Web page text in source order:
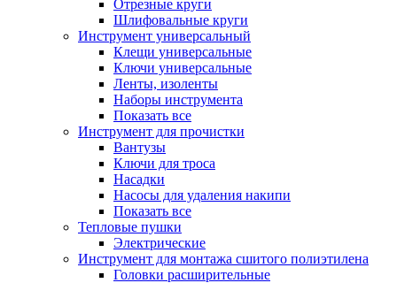
Отрезные круги
Шлифовальные круги
Инструмент универсальный
Клещи универсальные
Ключи универсальные
Ленты, изоленты
Наборы инструмента
Показать все
Инструмент для прочистки
Вантузы
Ключи для троса
Насадки
Насосы для удаления накипи
Показать все
Тепловые пушки
Электрические
Инструмент для монтажа сшитого полиэтилена
Головки расширительные